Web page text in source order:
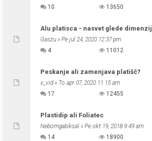
10
13650
Alu platisca - nasvet glede dimenzij
Gaszu » Pe jul 24, 2020 12:37 pm
4
11012
Peskanje ali zamenjava platišč?
x_vid» To apr 07, 2020 11:15 am
17
12455
Plastidip ali Foliatec
Nebomgabiksal » Pe okt 19, 2018 9:49 am
14
18900